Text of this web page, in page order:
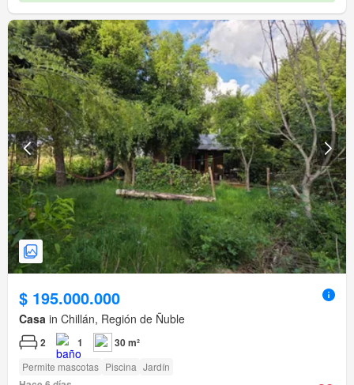
$ 195.000.000
Casa in Chillán, Región de Ñuble
2 1 30 m²
Permite mascotas Piscina Jardín